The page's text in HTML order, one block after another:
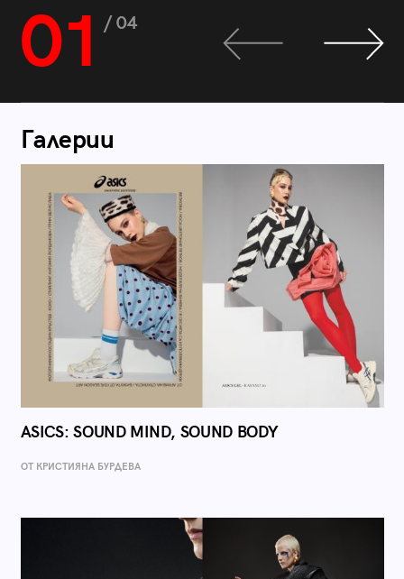
01 / 04
Галерии
ASICS: SOUND MIND, SOUND BODY
ОТ КРИСТИЯНА БУРДЕВА